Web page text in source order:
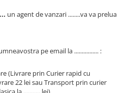
un agent de vanzari ........va va prelua
pe email la ................ :
(Livrare prin Curier rapid cu
22 lei sau Transport prin curier